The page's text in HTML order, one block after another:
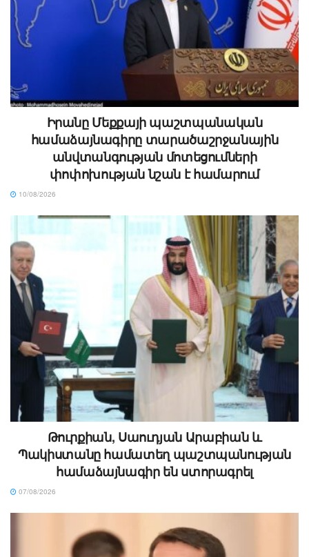
Իրանը Մեքքայի պաշտպանական
համաձայնագիրը տարածաշրջանային
անվտանգության մոտեցումների
փոփոխության նշան է համարում
10/08/2026
Թուրքիան, Սաուդյան Արաբիան և
Պակիստանը համատեղ պաշտպանության
համաձայնագիր են ստորագրել
07/08/2026